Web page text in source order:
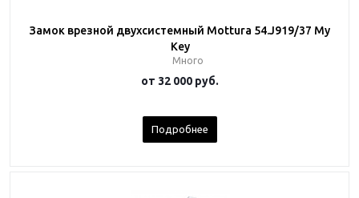
Замок врезной двухсистемный Mottura 54.J919/37 My
Key
Много
от 32 000 руб.
Подробнее